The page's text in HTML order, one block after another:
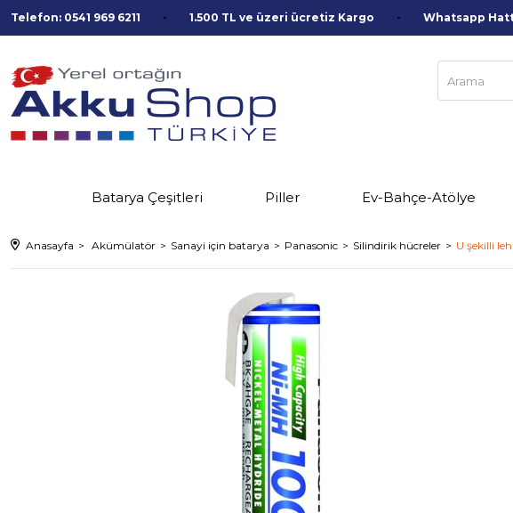
Telefon: 0541 969 6211 1.500 TL ve üzeri ücretiz Kargo Whatsapp
Batarya Çeşitleri Piller Ev-Bahçe-Atölye
Anasayfa Akümülatör Sanayi için batarya Panasonic Silindirik hücreler U şekilli